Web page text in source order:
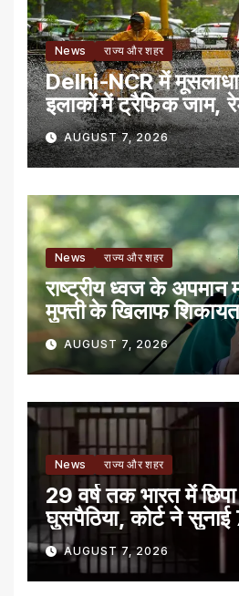
News राज्य और शहर
Delhi-NCR में
इलाकों में ट्रैफिक जाम,
AUGUST 7, 2026
News राज्य और शहर
राष्ट्रीय ध्वज के अपमान
मुफ्ती के खिलाफ
AUGUST 7, 2026
News राज्य और शहर
29 वर्ष तक भारत में छिपा
घुसपैठिया, कोर्ट ने
AUGUST 7, 2026